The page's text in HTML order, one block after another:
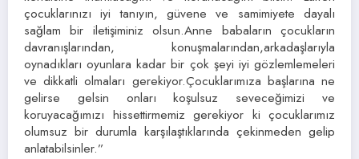
çocuklarınızı iyi tanıyın, güvene ve samimiyete dayalı
sağlam bir iletişiminiz olsun.Anne babaların çocukların
davranışlarından, konuşmalarından,arkadaşlarıyla
oynadıkları oyunlara kadar bir çok şeyi iyi gözlemlemeleri
ve dikkatli olmaları gerekiyor.Çocuklarımıza başlarına ne
gelirse gelsin onları koşulsuz seveceğimizi ve
koruyacağımızı hissettirmemiz gerekiyor ki çocuklarımız
olumsuz bir durumla karşılaştıklarında çekinmeden gelip
anlatabilsinler.”